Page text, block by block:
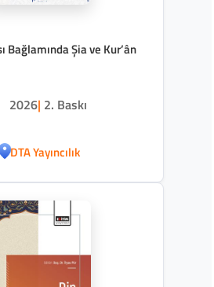
Bağlamında Şia ve Kur’ân
2026| 2. Baskı
DTA Yayıncılık